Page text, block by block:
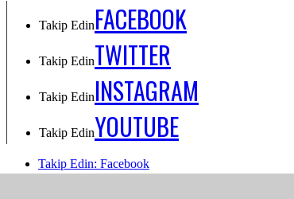
Takip EdinFACEBOOK
Takip EdinTWITTER
Takip EdinINSTAGRAM
Takip EdinYOUTUBE
Takip Edin: Facebook
Takip Edin: Twitter